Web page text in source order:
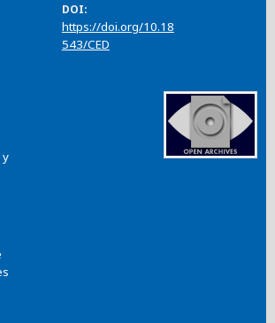
DOI
https://doi.org/10.18
543/CED